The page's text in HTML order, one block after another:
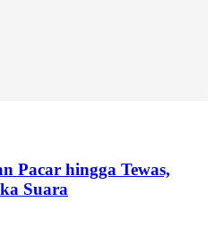
Pacar hingga Tewas,
Suara